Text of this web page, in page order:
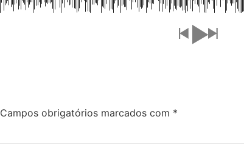
Campos obrigatórios marcados com *